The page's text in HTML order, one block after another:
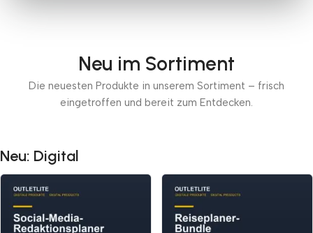
Neu im Sortiment
Die neuesten Produkte in unserem Sortiment – frisch
eingetroffen und bereit zum Entdecken.
Neu: Digital